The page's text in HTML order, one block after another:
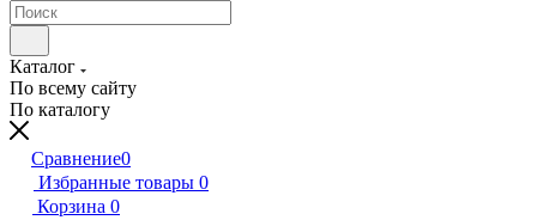
Каталог
По всему сайту
По каталогу
Сравнение0
Избранные товары 0
Корзина 0